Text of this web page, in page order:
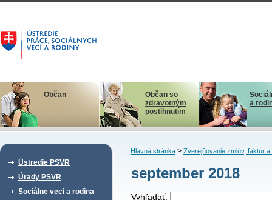
Občan
Občan so
zdravotným
postihnutím
a
Ústredie PSVR
Úrady PSVR
Sociálne veci a rodina
Hlavná stránka> Zverejňovanie zmlúv, faktúr a
september 2018
Vyhľadať: